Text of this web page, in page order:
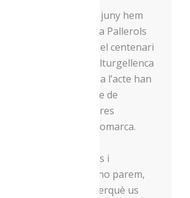
aquest dissabte 29 de juny hem
la festa que s’ha fet a Pallerols
amb motiu del centenari
de la popular cançó alturgellenca
Així, els assistents a l’acte han
un aperitiu a base de
embotits, cervesa i altres
de la nostra comarca.
Urgell i els productors i
que en formen part no parem,
atents al blog perquè us